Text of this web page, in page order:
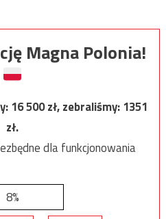
Magna Polonia!
16 500zł, zebraliśmy:1351
zł.
dla funkcjonowania
8%